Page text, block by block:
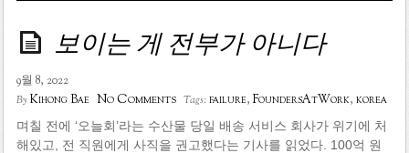
보이는 게 전부가 아니다
9월 8, 2022
ByKihong Bae No Comments Tags:failure, FoundersAtWork, korea
며칠 전에 ‘오늘회’라는 수산물 당일 배송 서비스 회사가 위기에 처
해있고, 전 직원에게 사직을 권고했다는 기사를 읽었다. 100억 원